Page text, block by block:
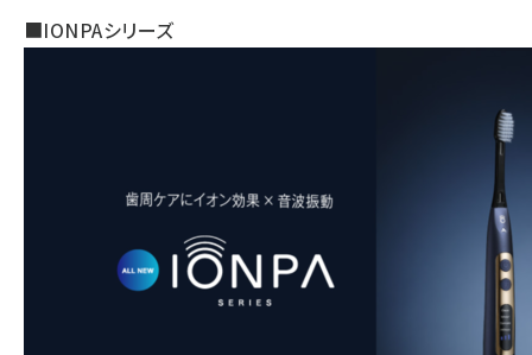
■IONPAシリーズ